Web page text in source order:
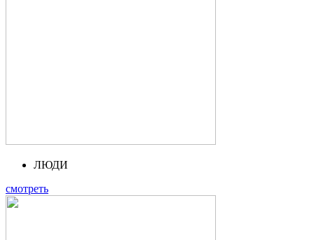
ЛЮДИ
смотреть